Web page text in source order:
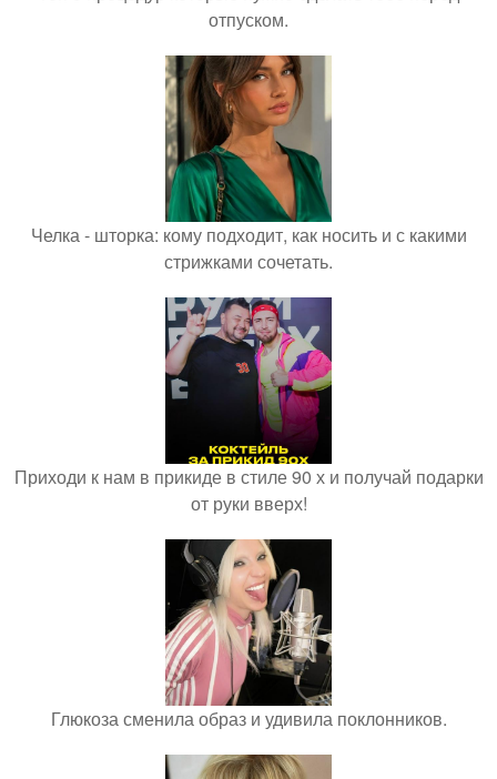
отпуском.
Челка - шторка: кому подходит, как носить и с какими
стрижками сочетать.
Приходи к нам в прикиде в стиле 90 х и получай подарки
от руки вверх!
Глюкоза сменила образ и удивила поклонников.